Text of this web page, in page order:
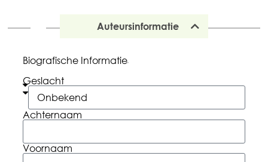
Auteursinformatie
Biografische Informatie
Geslacht
Achternaam
Voornaam